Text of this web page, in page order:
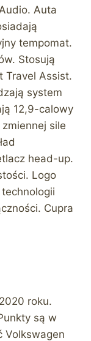
Auta
tempomat.
Stosują
Travel Assist.
system
12,9-calowy
sile
head-up.
Logo
Cupra
roku.
są w
Volkswagen